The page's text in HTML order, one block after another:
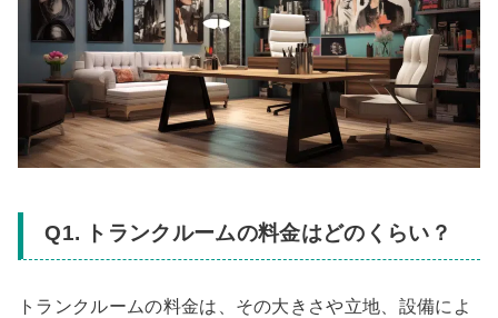
Q1. トランクルームの料金はどのくらい？
トランクルームの料金は、その大きさや立地、設備によ